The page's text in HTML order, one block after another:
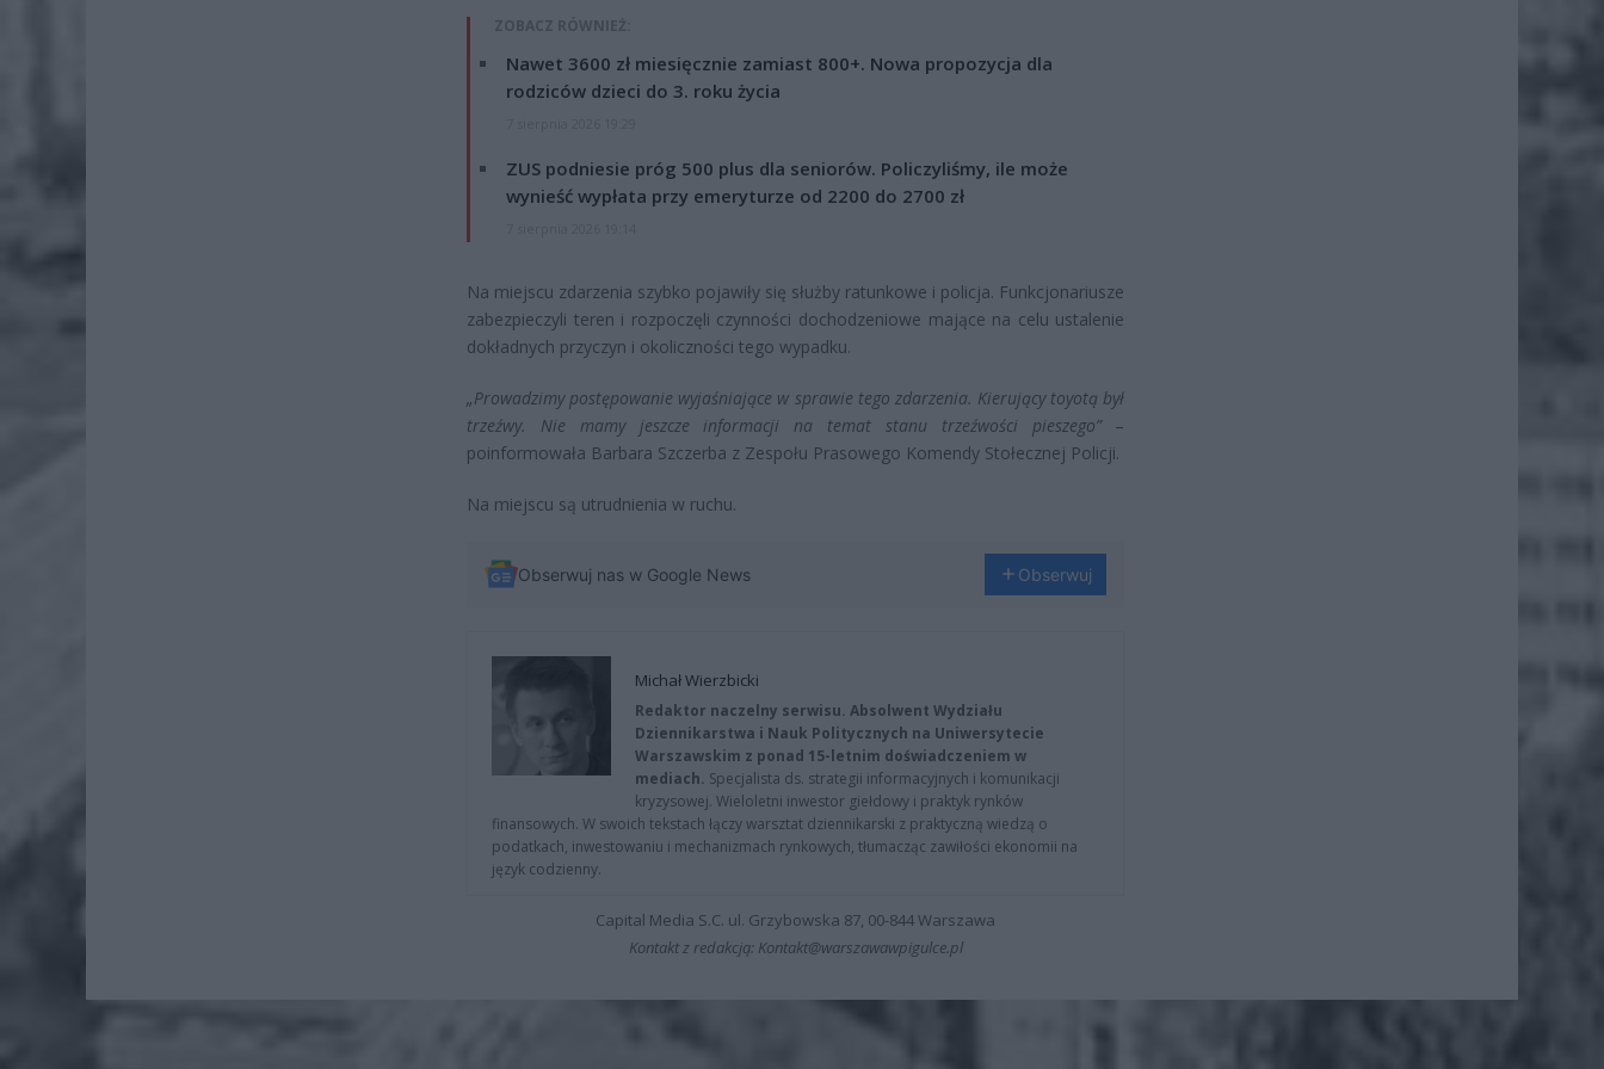
ZOBACZ RÓWNIEŻ:
Nawet 3600 zł miesięcznie zamiast 800+. Nowa propozycja dla
rodziców dzieci do 3. roku życia
ZUS podniesie próg 500 plus dla seniorów. Policzyliśmy, ile może
wynieść wypłata przy emeryturze od 2200 do 2700 zł
Na miejscu zdarzenia szybko pojawiły się służby ratunkowe i policja. Funkcjonariusze
zabezpieczyli teren i rozpoczęli czynności dochodzeniowe mające na celu ustalenie
dokładnych przyczyn i okoliczności tego wypadku.
„Prowadzimy postępowanie wyjaśniające w sprawie tego zdarzenia. Kierujący toyotą był
trzeźwy. Nie mamy jeszcze informacji na temat stanu trzeźwości pieszego”–
poinformowała Barbara Szczerba z Zespołu Prasowego Komendy Stołecznej Policji.
Na miejscu są utrudnienia w ruchu.
Obserwuj nas w Google News Obserwuj
Michał Wierzbicki
Redaktor naczelny serwisu. Absolwent Wydziału
Dziennikarstwa i Nauk Politycznych na Uniwersytecie
Warszawskim z ponad 15-letnim doświadczeniem w
mediach. Specjalista ds. strategii informacyjnych i komunikacji
kryzysowej. Wieloletni inwestor giełdowy i praktyk rynków
finansowych. W swoich tekstach łączy warsztat dziennikarski z praktyczną wiedzą o
podatkach, inwestowaniu i mechanizmach rynkowych, tłumacząc zawiłości ekonomii na
język codzienny.
Capital Media S.C. ul. Grzybowska 87, 00-844 Warszawa
Kontakt z redakcją: Kontakt@warszawawpigulce.pl